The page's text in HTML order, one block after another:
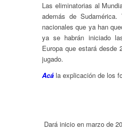
Las eliminatorias al
además de
nacionales que ya han
ya se habrán iniciado
Europa que estará
jugado.
Acá la explicación de los
Dará inicio en marzo de